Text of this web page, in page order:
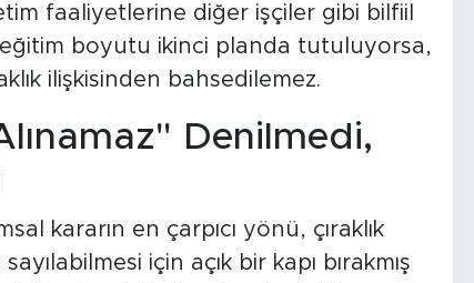
faaliyetlerine diğer işçiler gibi bilfiil
eğitim boyutu ikinci planda tutuluyorsa,
ilişkisinden bahsedilemez.
Denilmedi,
kararın en çarpıcı yönü, çıraklık
için açık bir kapı bırakmış